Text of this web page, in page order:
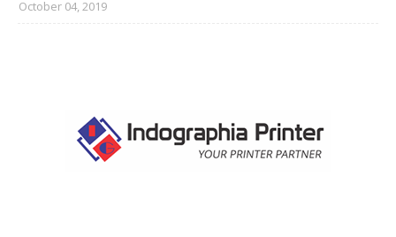
October 04, 2019